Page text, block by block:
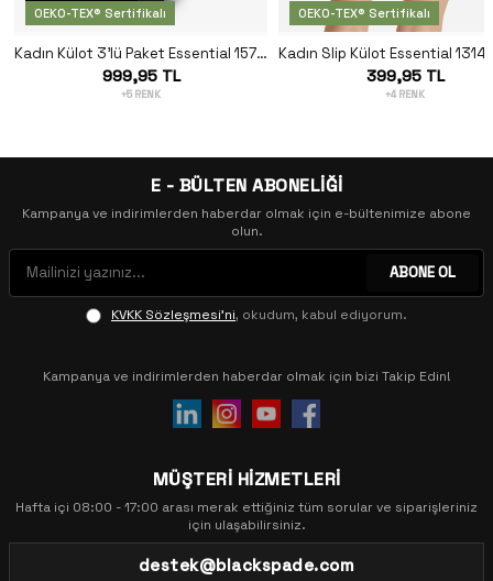
OEKO-TEX® Sertifikalı
Kadın Külot 3'lü Paket Essential 1577 - Siyah
999,95 TL
+5 RENK
OEKO-TEX® Sertifikalı
399,95 TL
+4 RENK
E - BÜLTEN ABONELİĞİ
Kampanya ve indirimlerden haberdar olmak için e-bültenimize abone
olun.
ABONE OL
KVKK Sözleşmesi'ni, okudum, kabul ediyorum.
Kampanya ve indirimlerden haberdar olmak için bizi Takip Edin!
MÜŞTERİ HİZMETLERİ
Hafta içi 08:00 - 17:00 arası merak ettiğiniz tüm sorular ve siparişleriniz
için ulaşabilirsiniz.
destek@blackspade.com